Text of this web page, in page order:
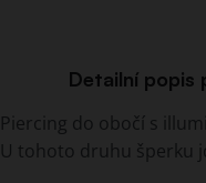
Detailní popis
Piercing do obočí s
U tohoto druhu šperku